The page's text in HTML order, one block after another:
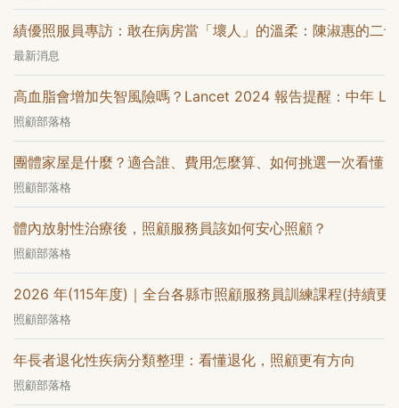
績優照服員專訪：敢在病房當「壞人」的溫柔：陳淑惠的二
最新消息
高血脂會增加失智風險嗎？Lancet 2024 報告提醒：中年
照顧部落格
團體家屋是什麼？適合誰、費用怎麼算、如何挑選一次看懂
照顧部落格
體內放射性治療後，照顧服務員該如何安心照顧？
照顧部落格
2026 年(115年度)｜全台各縣市照顧服務員訓練課程(持續更
照顧部落格
年長者退化性疾病分類整理：看懂退化，照顧更有方向
照顧部落格